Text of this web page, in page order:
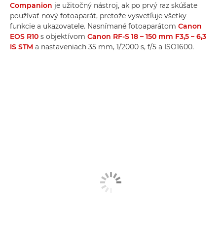
Companion je užitočný nástroj, ak po prvý raz skúšate
používať nový fotoaparát, pretože vysvetľuje všetky
funkcie a ukazovatele. Nasnímané fotoaparátom Canon
EOS R10 s objektívom Canon RF-S 18 – 150 mm F3,5 – 6,3
IS STM a nastaveniach 35 mm, 1/2000 s, f/5 a ISO1600.